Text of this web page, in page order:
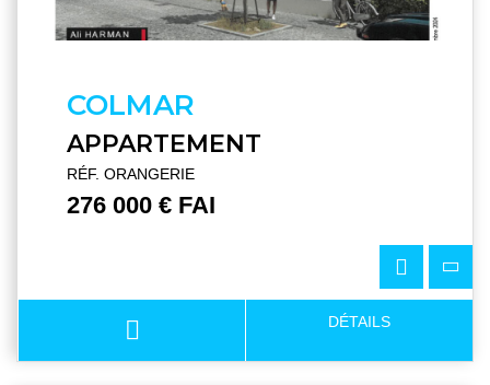
COLMAR
APPARTEMENT
RÉF. ORANGERIE
276 000 € FAI
DÉTAILS